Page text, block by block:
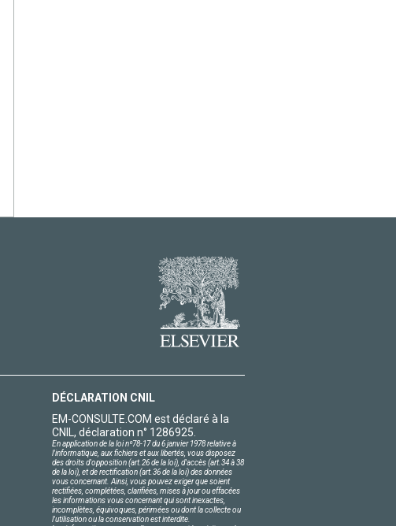
DÉCLARATION CNIL
EM-CONSULTE.COM est déclaré à la
CNIL, déclaration n° 1286925.
En application de la loi nº78-17 du 6 janvier 1978 relative à
l'informatique, aux fichiers et aux libertés, vous disposez
des droits d'opposition (art.26 de la loi), d'accès (art.34 à 38
de la loi), et de rectification (art.36 de la loi) des données
vous concernant. Ainsi, vous pouvez exiger que soient
rectifiées, complétées, clarifiées, mises à jour ou effacées
les informations vous concernant qui sont inexactes,
incomplètes, équivoques, périmées ou dont la collecte ou
l'utilisation ou la conservation est interdite.